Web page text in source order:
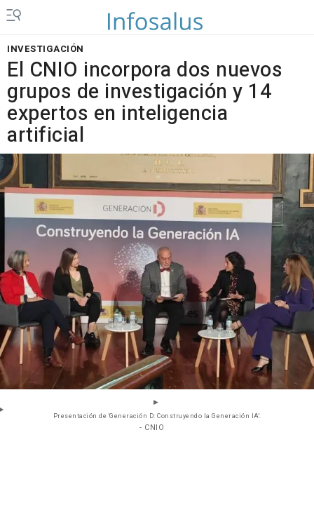
INVESTIGACIÓN
El CNIO incorpora dos nuevos
grupos de investigación y 14
expertos en inteligencia
artificial
Presentación de 'Generación D: Construyendo la Generación IA'.
- CNIO